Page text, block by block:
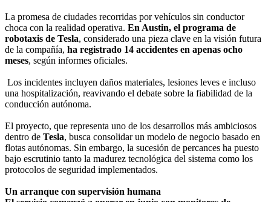
La promesa de ciudades recorridas por vehículos sin conductor
choca con la realidad operativa. En Austin, el programa de
robotaxis de Tesla, considerado una pieza clave en la visión futura
de la compañía, ha registrado 14 accidentes en apenas ocho
meses, según informes oficiales.
Los incidentes incluyen daños materiales, lesiones leves e incluso
una hospitalización, reavivando el debate sobre la fiabilidad de la
conducción autónoma.
El proyecto, que representa uno de los desarrollos más ambiciosos
dentro de Tesla, busca consolidar un modelo de negocio basado en
flotas autónomas. Sin embargo, la sucesión de percances ha puesto
bajo escrutinio tanto la madurez tecnológica del sistema como los
protocolos de seguridad implementados.
Un arranque con supervisión humana